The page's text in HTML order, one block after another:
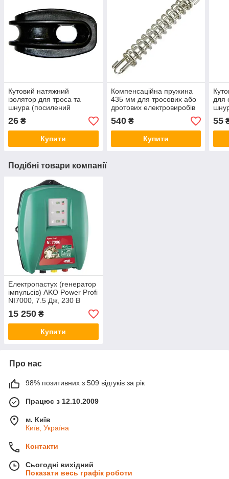
Кутовий натяжний
ізолятор для троса та
шнура (посилений
поліамідними волокнами)
26 ₴
Купити
Компенсаційна пружина
435 мм для тросових або
дротових електровиробів
540₴
Купити
для
55
Подібні товари компанії
Електропастух (генератор
імпульсів) AKO Power Profi
NI7000, 7.5 Дж, 230 В
15 250 ₴
Купити
Про нас
98% позитивних з 509 відгуків за рік
Працює з 12.10.2009
м. Київ
Київ, Україна
Контакти
Сьогодні вихідний
Показати весь графік роботи